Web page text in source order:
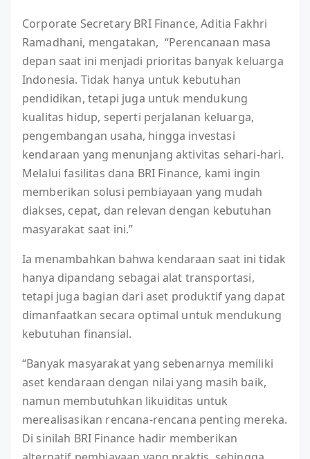
Corporate Secretary BRI Finance, Aditia Fakhri
Ramadhani, mengatakan, “Perencanaan masa
depan saat ini menjadi prioritas banyak keluarga
Indonesia. Tidak hanya untuk kebutuhan
pendidikan, tetapi juga untuk mendukung
kualitas hidup, seperti perjalanan keluarga,
pengembangan usaha, hingga investasi
kendaraan yang menunjang aktivitas sehari-hari.
Melalui fasilitas dana BRI Finance, kami ingin
memberikan solusi pembiayaan yang mudah
diakses, cepat, dan relevan dengan kebutuhan
masyarakat saat ini.”
Ia menambahkan bahwa kendaraan saat ini tidak
hanya dipandang sebagai alat transportasi,
tetapi juga bagian dari aset produktif yang dapat
dimanfaatkan secara optimal untuk mendukung
kebutuhan finansial.
“Banyak masyarakat yang sebenarnya memiliki
aset kendaraan dengan nilai yang masih baik,
namun membutuhkan likuiditas untuk
merealisasikan rencana-rencana penting mereka.
Di sinilah BRI Finance hadir memberikan